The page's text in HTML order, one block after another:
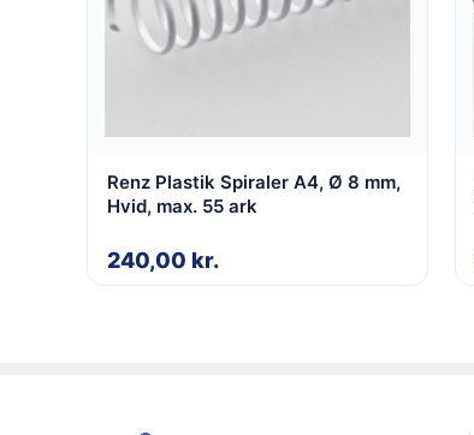
Renz Plastik Spiraler A4, Ø 8 mm,
Hvid, max. 55 ark
240,00 kr.